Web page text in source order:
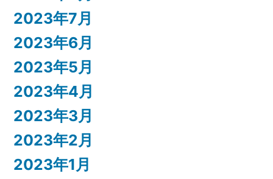
2023年7月
2023年6月
2023年5月
2023年4月
2023年3月
2023年2月
2023年1月